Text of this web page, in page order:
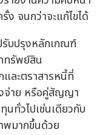
ง จนกว่าจะแก้ไขได้
รับปรุงหลักเกณฑ์
ทรัพย์สิน
ละตราสารหนี้ที่
จ่าย หรือคู่สัญญา
ทั่วไปเช่นเดียวกับ
พมากขึ้นด้วย